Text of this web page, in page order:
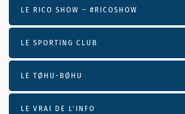
LE RICO SHOW – #RICOSHOW
LE SPORTING CLUB
LE TØHU-BØHU
LE VRAI DE L’INFO